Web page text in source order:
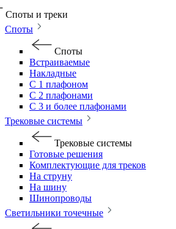
Споты и треки
Споты
Споты
Встраиваемые
Накладные
С 1 плафоном
С 2 плафонами
С 3 и более плафонами
Трековые системы
Трековые системы
Готовые решения
Комплектующие для треков
На струну
На шину
Шинопроводы
Светильники точечные